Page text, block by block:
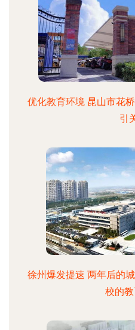
优化教育环境 昆山市花
引
徐州爆发提速 两年后的
校的